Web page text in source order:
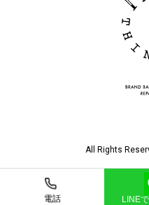
電話 LINEで
All Rights